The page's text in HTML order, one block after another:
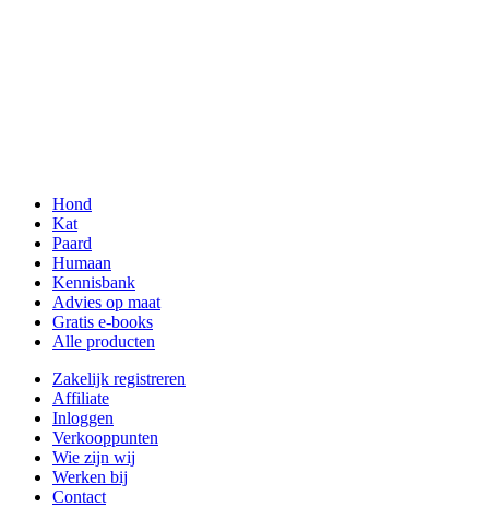
Hond
Kat
Paard
Humaan
Kennisbank
Advies op maat
Gratis e-books
Alle producten
Zakelijk registreren
Affiliate
Inloggen
Verkooppunten
Wie zijn wij
Werken bij
Contact